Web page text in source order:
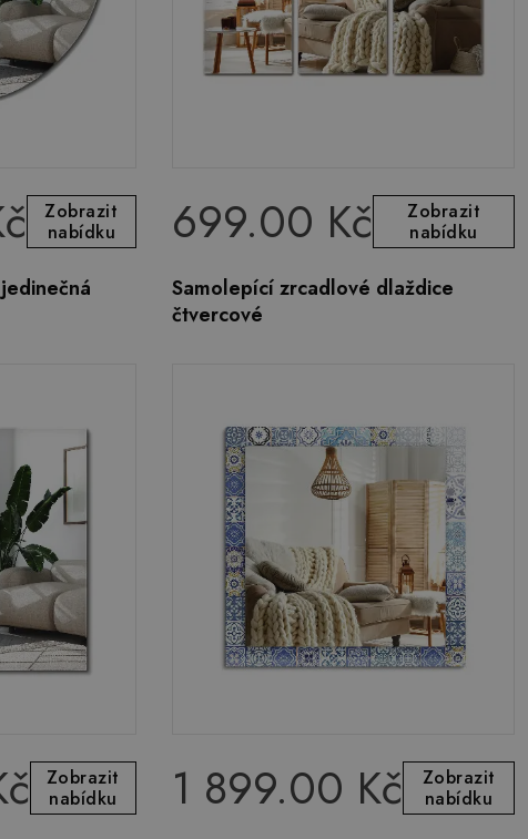
Zobrazit
nabídku
699.00 Kč
Zobrazit
nabídku
Samolepící zrcadlové dlaždice
čtvercové
Zobrazit
nabídku
1 899.00 Kč
Zobrazit
nabídku